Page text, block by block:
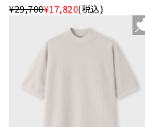
¥29,700¥17,820(税込)